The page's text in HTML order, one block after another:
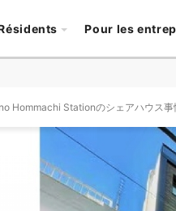
Pour les
Hommachi Stationのシェアハウス事